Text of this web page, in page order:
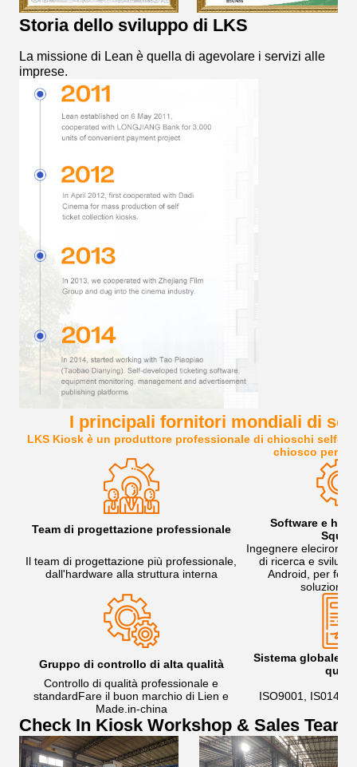
Storia dello sviluppo di LKS
La missione di Lean è quella di agevolare i servizi alle
imprese.
I principali fornitori mondiali di
LKS Kiosk è un produttore professionale di chioschi self-
chiosco
Team di progettazione professionale
Software e
Il team di progettazione più professionale,
dall'hardware alla struttura interna
Ingegnere
di ricerca e
Android, per
soluzione
Gruppo di controllo di alta qualità
Sistema globale
Controllo di qualità professionale e
standardFare il buon marchio di Lien e
Made.in-china
ISO9001,
Check In Kiosk Workshop & Sales Team